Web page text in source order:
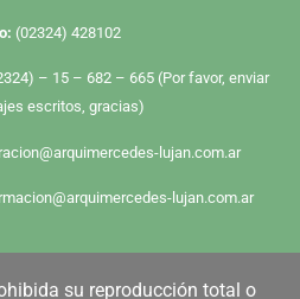
(02324) 428102
– 15 – 682 – 665 (Por favor, enviar
escritos, gracias)
lujan.com.ar
lujan.com.ar
su reproducción total o